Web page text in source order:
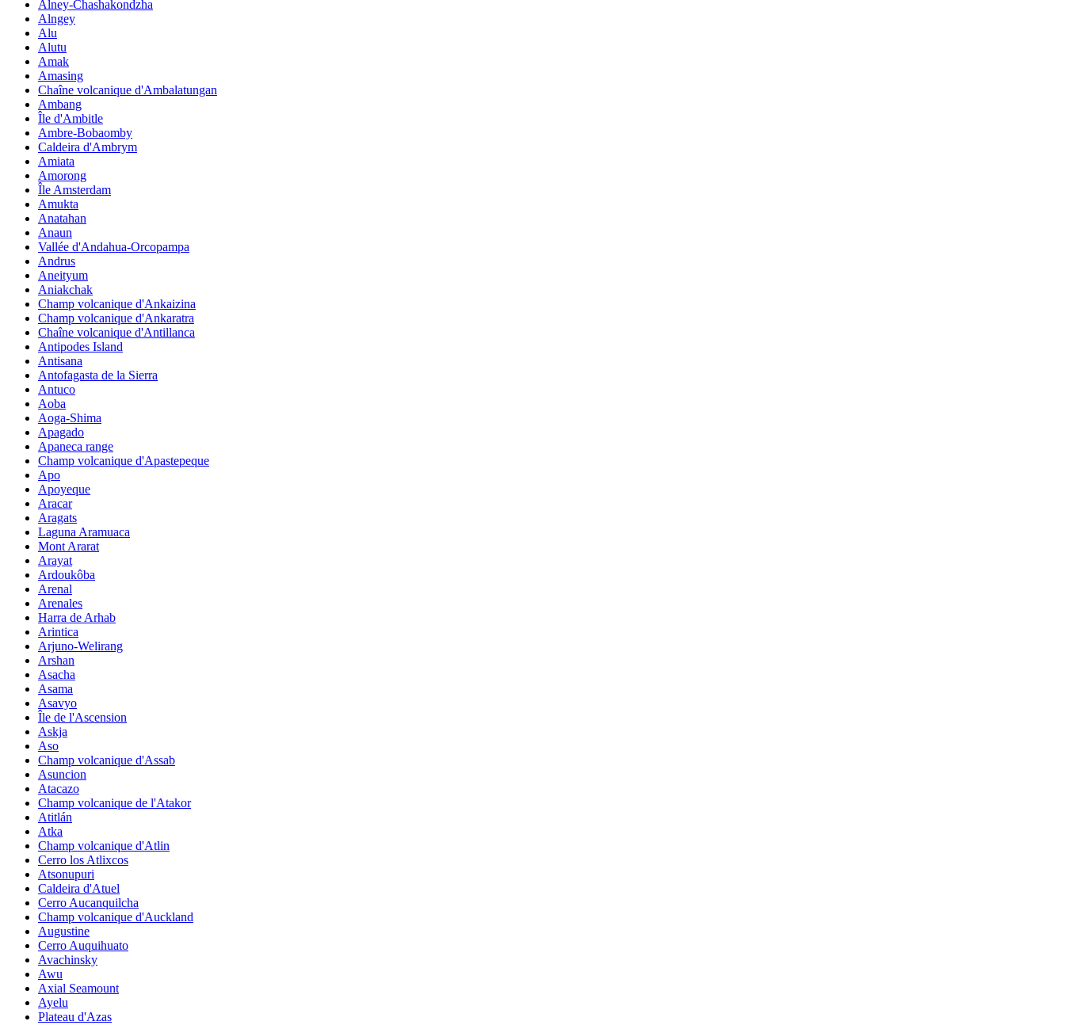
Alney-Chashakondzha
Alngey
Alu
Alutu
Amak
Amasing
Chaîne volcanique d'Ambalatungan
Ambang
Île d'Ambitle
Ambre-Bobaomby
Caldeira d'Ambrym
Amiata
Amorong
Île Amsterdam
Amukta
Anatahan
Anaun
Vallée d'Andahua-Orcopampa
Andrus
Aneityum
Aniakchak
Champ volcanique d'Ankaizina
Champ volcanique d'Ankaratra
Chaîne volcanique d'Antillanca
Antipodes Island
Antisana
Antofagasta de la Sierra
Antuco
Aoba
Aoga-Shima
Apagado
Apaneca range
Champ volcanique d'Apastepeque
Apo
Apoyeque
Aracar
Aragats
Laguna Aramuaca
Mont Ararat
Arayat
Ardoukôba
Arenal
Arenales
Harra de Arhab
Arintica
Arjuno-Welirang
Arshan
Asacha
Asama
Asavyo
Île de l'Ascension
Askja
Aso
Champ volcanique d'Assab
Asuncion
Atacazo
Champ volcanique de l'Atakor
Atitlán
Atka
Champ volcanique d'Atlin
Cerro los Atlixcos
Atsonupuri
Caldeira d'Atuel
Cerro Aucanquilcha
Champ volcanique d'Auckland
Augustine
Cerro Auquihuato
Avachinsky
Awu
Axial Seamount
Ayelu
Plateau d'Azas